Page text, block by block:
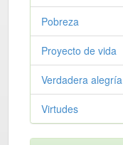
Pobreza
Proyecto de vida
Verdadera alegría
Virtudes